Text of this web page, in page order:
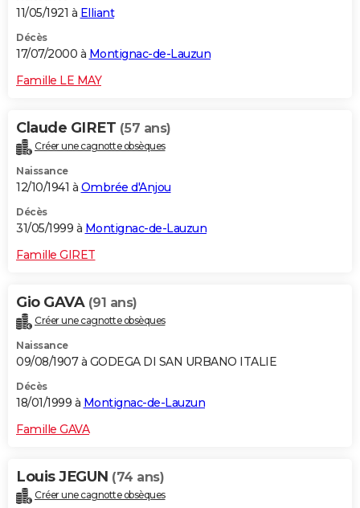
11/05/1921 à Elliant
Décès
17/07/2000 à Montignac-de-Lauzun
Famille LE MAY
Claude GIRET (57 ans)
Créer une cagnotte obsèques
Naissance
12/10/1941 à Ombrée d'Anjou
Décès
31/05/1999 à Montignac-de-Lauzun
Famille GIRET
Gio GAVA (91 ans)
Créer une cagnotte obsèques
Naissance
09/08/1907 à GODEGA DI SAN URBANO ITALIE
Décès
18/01/1999 à Montignac-de-Lauzun
Famille GAVA
Louis JEGUN (74 ans)
Créer une cagnotte obsèques